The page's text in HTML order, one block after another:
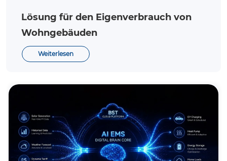
Lösung für den Eigenverbrauch von
Wohngebäuden
Weiterlesen